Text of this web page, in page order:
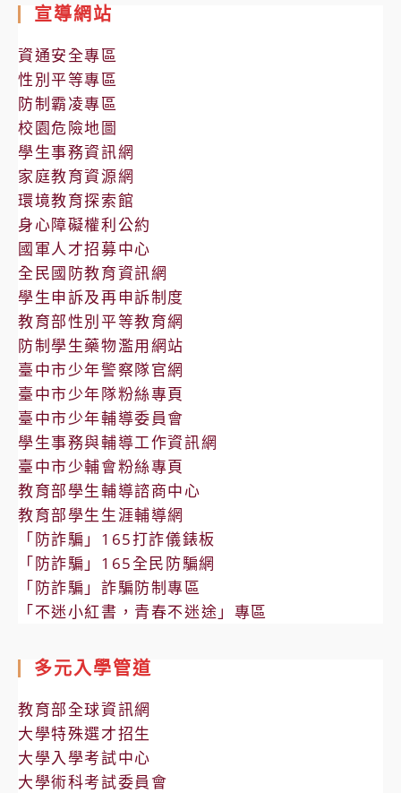
公
告
宣導網站
資通安全專區
性別平等專區
防制霸凌專區
校園危險地圖
學生事務資訊網
家庭教育資源網
環境教育探索館
身心障礙權利公約
國軍人才招募中心
全民國防教育資訊網
學生申訴及再申訴制度
教育部性別平等教育網
防制學生藥物濫用網站
臺中市少年警察隊官網
臺中市少年隊粉絲專頁
臺中市少年輔導委員會
學生事務與輔導工作資訊網
臺中市少輔會粉絲專頁
教育部學生輔導諮商中心
教育部學生生涯輔導網
「防詐騙」165打詐儀錶板
「防詐騙」165全民防騙網
「防詐騙」詐騙防制專區
「不迷小紅書，青春不迷途」專區
多元入學管道
教育部全球資訊網
大學特殊選才招生
大學入學考試中心
大學術科考試委員會